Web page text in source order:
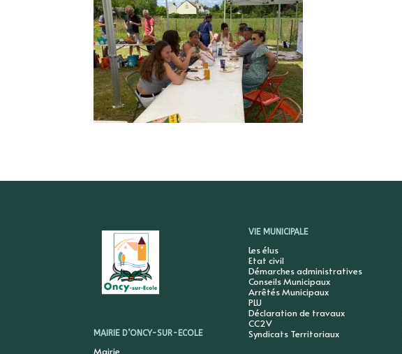
MAIRIE D’ONCY-SUR-ECOLE
Mairie
VIE MUNICIPALE
Les élus
Etat civil
Démarches administratives
Conseils Municipaux
Arrêtés Municipaux
PLU
Déclaration de travaux
CC2V
Syndicats Territoriaux